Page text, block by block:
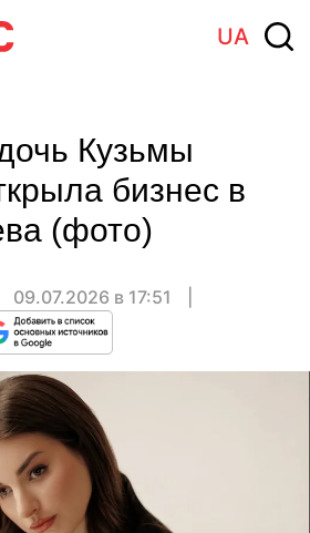
UA
Кузьмы
бизнес в
(фото)
09.07.2026 в 17:51